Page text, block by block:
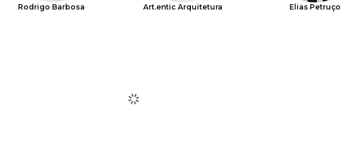
Rodrigo Barbosa Art.entic Arquitetura Elias Petruço